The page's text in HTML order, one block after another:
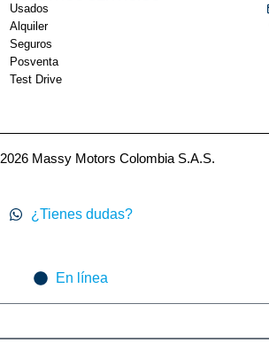
Usados
Alquiler
Seguros
Posventa
Test Drive
Massy Motors Colombia S.A.S.
¿Tienes dudas?
En línea